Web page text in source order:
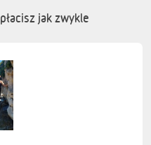
płacisz jak zwykle